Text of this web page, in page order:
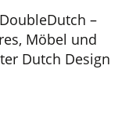
–
Möbel und
Dutch Design